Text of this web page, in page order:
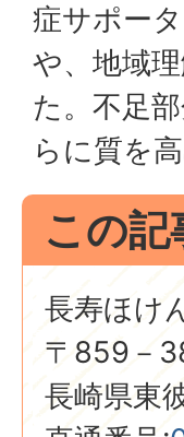
症サポー
や、地域
た。不足
らに質を
この
長寿ほけ
〒859－
長崎県東